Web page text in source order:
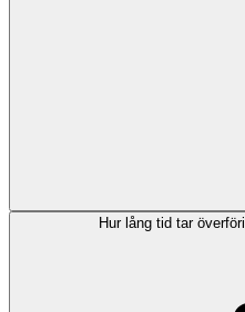
Hur lång tid tar